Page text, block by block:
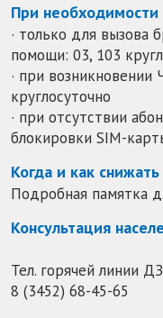
При необходимости
· только для вызова
помощи: 03, 103
· при
круглосуточно
· при отсутствии
блокировки SIM-
Когда и как
Подробная памятка
Консультация
Тел. горячей линии
8 (3452) 68-45-65